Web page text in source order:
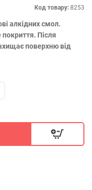
Код товару: 8253
алкідних смол.
Після
поверхню від